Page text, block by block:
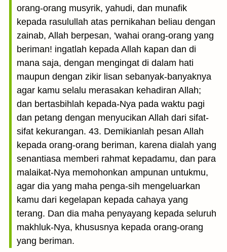
orang-orang musyrik, yahudi, dan munafik
kepada rasulullah atas pernikahan beliau dengan
zainab, Allah berpesan, 'wahai orang-orang yang
beriman! ingatlah kepada Allah kapan dan di
mana saja, dengan mengingat di dalam hati
maupun dengan zikir lisan sebanyak-banyaknya
agar kamu selalu merasakan kehadiran Allah;
dan bertasbihlah kepada-Nya pada waktu pagi
dan petang dengan menyucikan Allah dari sifat-
sifat kekurangan. 43. Demikianlah pesan Allah
kepada orang-orang beriman, karena dialah yang
senantiasa memberi rahmat kepadamu, dan para
malaikat-Nya memohonkan ampunan untukmu,
agar dia yang maha penga-sih mengeluarkan
kamu dari kegelapan kepada cahaya yang
terang. Dan dia maha penyayang kepada seluruh
makhluk-Nya, khususnya kepada orang-orang
yang beriman.